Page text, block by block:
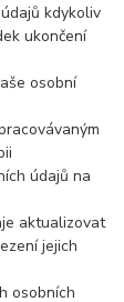
kdykoliv
ukončení
osobní
údajů na
aktualizovat
jejich
osobních